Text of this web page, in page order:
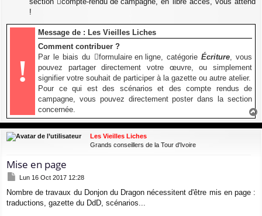
!
!
Message de : Les Vieilles Liches
Comment contribuer ?
Par le biais du
formulaire en ligne, catégorie Écriture, vous
pouvez partager directement votre œuvre, ou simplement
signifier votre souhait de participer à la gazette ou autre atelier.
Pour ce qui est des scénarios et des compte rendus de
campagne, vous pouvez directement poster dans la section
concernée.
a
u
Les Vieilles Liches
Grands conseillers de la Tour d'Ivoire
Mise en page
M
s
s
Lun 16 Oct 2017 12:28
Nombre de travaux du Donjon du Dragon nécessitent d'être mis en page :
traductions, gazette du DdD, scénarios...